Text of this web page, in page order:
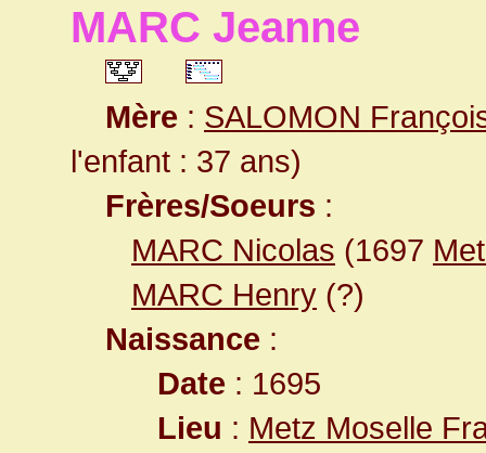
MARC Jeanne
Mère : SALOMON
l'enfant : 37 ans)
Frères/Soeurs :
MARC Nicolas (1697
MARC Henry (?)
Naissance :
Date : 1695
Lieu : Metz Moselle